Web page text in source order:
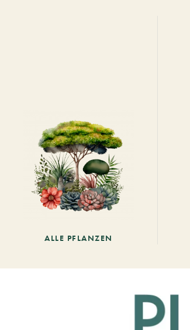
ALLE PFLANZEN